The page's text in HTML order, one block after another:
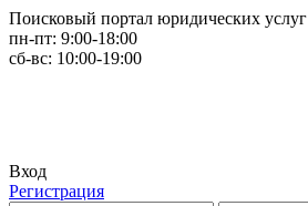
Поисковый портал юридических услуг
пн-пт: 9:00-18:00
сб-вс: 10:00-19:00
Вход
Регистрация